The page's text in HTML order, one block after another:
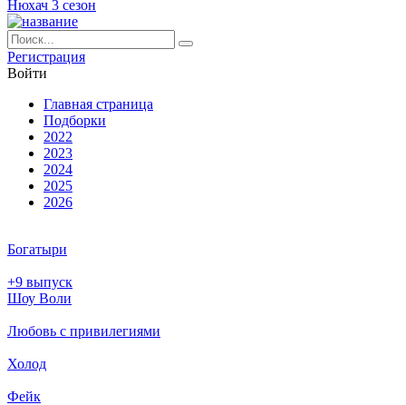
Нюхач 3 сезон
Ре­ги­ст­ра­ция
Вой­ти
Глав­ная стра­ни­ца
Подборки
2022
2023
2024
2025
2026
Богатыри
+9 выпуск
Шоу Воли
Любовь с привилегиями
Холод
Фейк